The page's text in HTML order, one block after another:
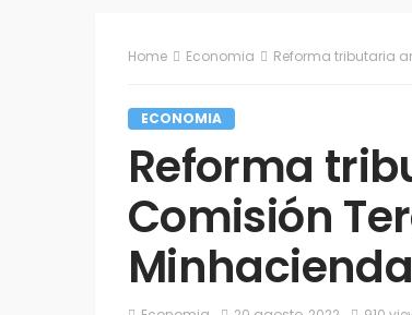
Home Economia Reforma tributaria
ECONOMIA
Reforma
Comisión
Minhacienda